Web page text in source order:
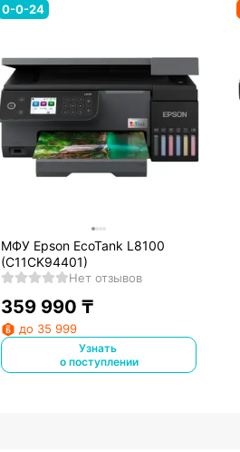
0-0-24
МФУ Epson EcoTank L8100
(C11CK94401)
Нет отзывов
359 990 ₸
до 35 999
Узнать
о поступлении